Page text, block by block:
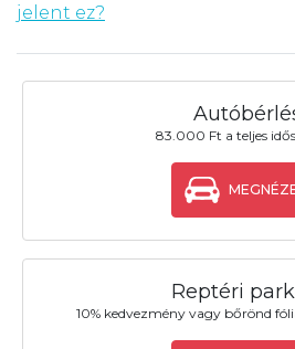
jelent ez?
83.000 Ft a teljes
Reptéri
10% kedvezmény vagy bőrönd